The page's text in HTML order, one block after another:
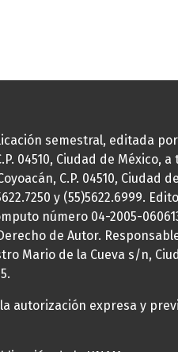
semestral, editada
04510, Ciudad de México,
C.P. 04510, Ciudad
y (55)5622.6999.
número 04-2005-
de Autor.
Mario de la Cueva s/n,
autorización expresa y